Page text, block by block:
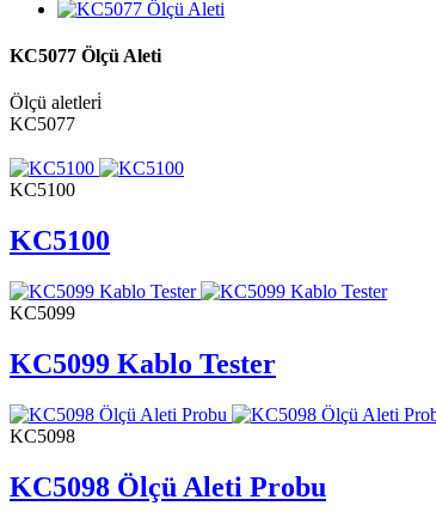
KC5077 Ölçü Aleti
Ölçü aletleri̇
KC5077
KC5100
KC5100
KC5099
KC5099 Kablo Tester
KC5098
KC5098 Ölçü Aleti Probu